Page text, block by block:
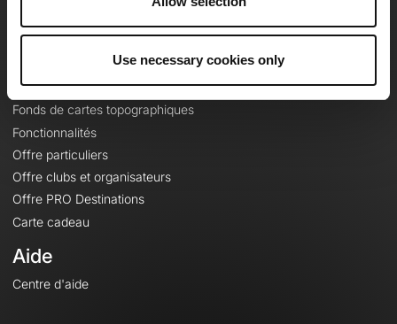
Use necessary cookies only
Contact
Offres
Fonds de cartes topographiques
Fonctionnalités
Offre particuliers
Offre clubs et organisateurs
Offre PRO Destinations
Carte cadeau
Aide
Centre d'aide